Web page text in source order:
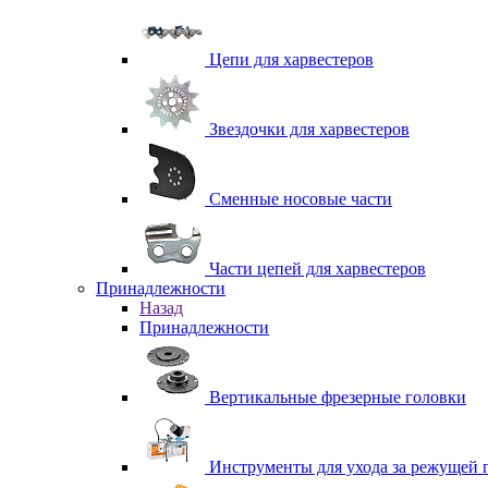
Цепи для харвестеров
Звездочки для харвестеров
Сменные носовые части
Части цепей для харвестеров
Принадлежности
Назад
Принадлежности
Вертикальные фрезерные головки
Инструменты для ухода за режущей